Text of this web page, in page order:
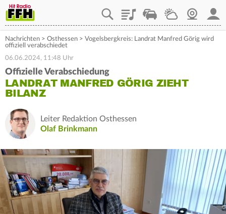
PlaylistStaupilotWetterWebcam
Nachrichten > Osthessen > Vogelsbergkreis: Landrat Manfred Görig wird
offiziell verabschiedet
06.06.2024, 11:48 Uhr
Offizielle Verabschiedung
LANDRAT MANFRED GÖRIG ZIEHT
BILANZ
Leiter Redaktion Osthessen
Olaf Brinkmann